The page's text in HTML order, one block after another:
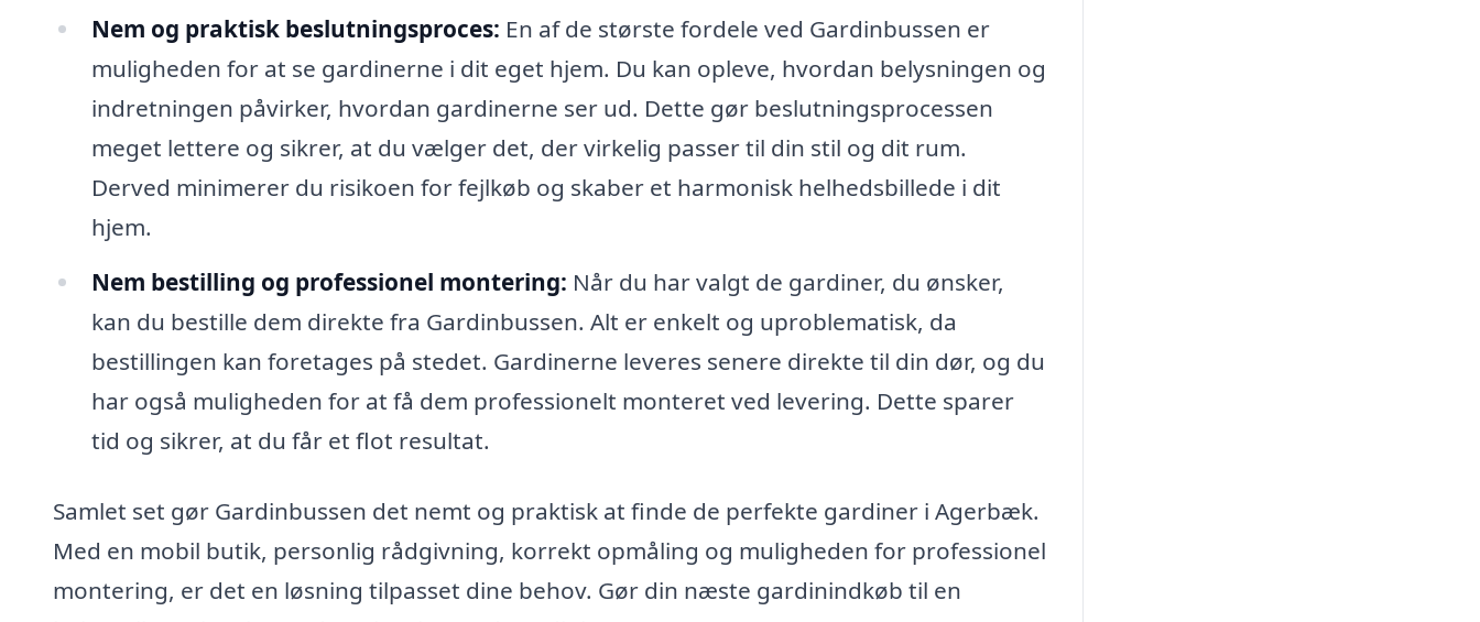
Nem og praktisk beslutningsproces: En af de største fordele ved Gardinbussen er
muligheden for at se gardinerne i dit eget hjem. Du kan opleve, hvordan belysningen og
indretningen påvirker, hvordan gardinerne ser ud. Dette gør beslutningsprocessen
meget lettere og sikrer, at du vælger det, der virkelig passer til din stil og dit rum.
Derved minimerer du risikoen for fejlkøb og skaber et harmonisk helhedsbillede i dit
hjem.
Nem bestilling og professionel montering: Når du har valgt de gardiner, du ønsker,
kan du bestille dem direkte fra Gardinbussen. Alt er enkelt og uproblematisk, da
bestillingen kan foretages på stedet. Gardinerne leveres senere direkte til din dør, og du
har også muligheden for at få dem professionelt monteret ved levering. Dette sparer
tid og sikrer, at du får et flot resultat.
Samlet set gør Gardinbussen det nemt og praktisk at finde de perfekte gardiner i Agerbæk.
Med en mobil butik, personlig rådgivning, korrekt opmåling og muligheden for professionel
montering, er det en løsning tilpasset dine behov. Gør din næste gardinindkøb til en